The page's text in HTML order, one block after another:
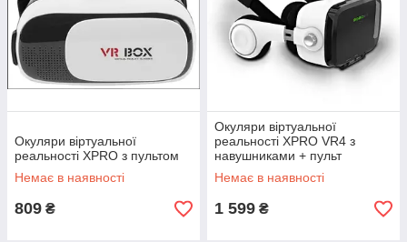
Окуляри віртуальної
реальності XPRO з пультом
Немає в наявності
809 ₴
Окуляри віртуальної
реальності XPRO VR4 з
навушниками + пульт
(83385366)
Немає в наявності
1 599 ₴